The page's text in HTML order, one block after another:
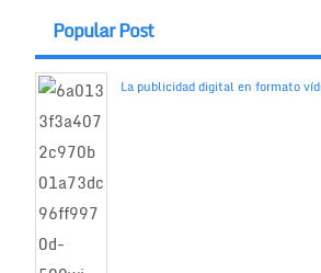
Popular Post
La publicidad digital en formato